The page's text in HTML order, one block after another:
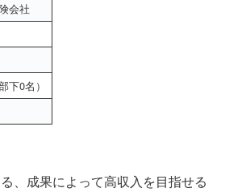
会社
下0名）
、成果によって高収入を目指せる